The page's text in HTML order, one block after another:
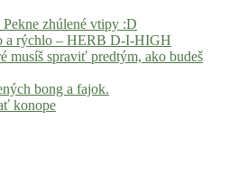
zhúlené vtipy :D
a rýchlo – HERB D-I-HIGH
musíš spraviť predtým, ako budeš
bong a fajok.
konope